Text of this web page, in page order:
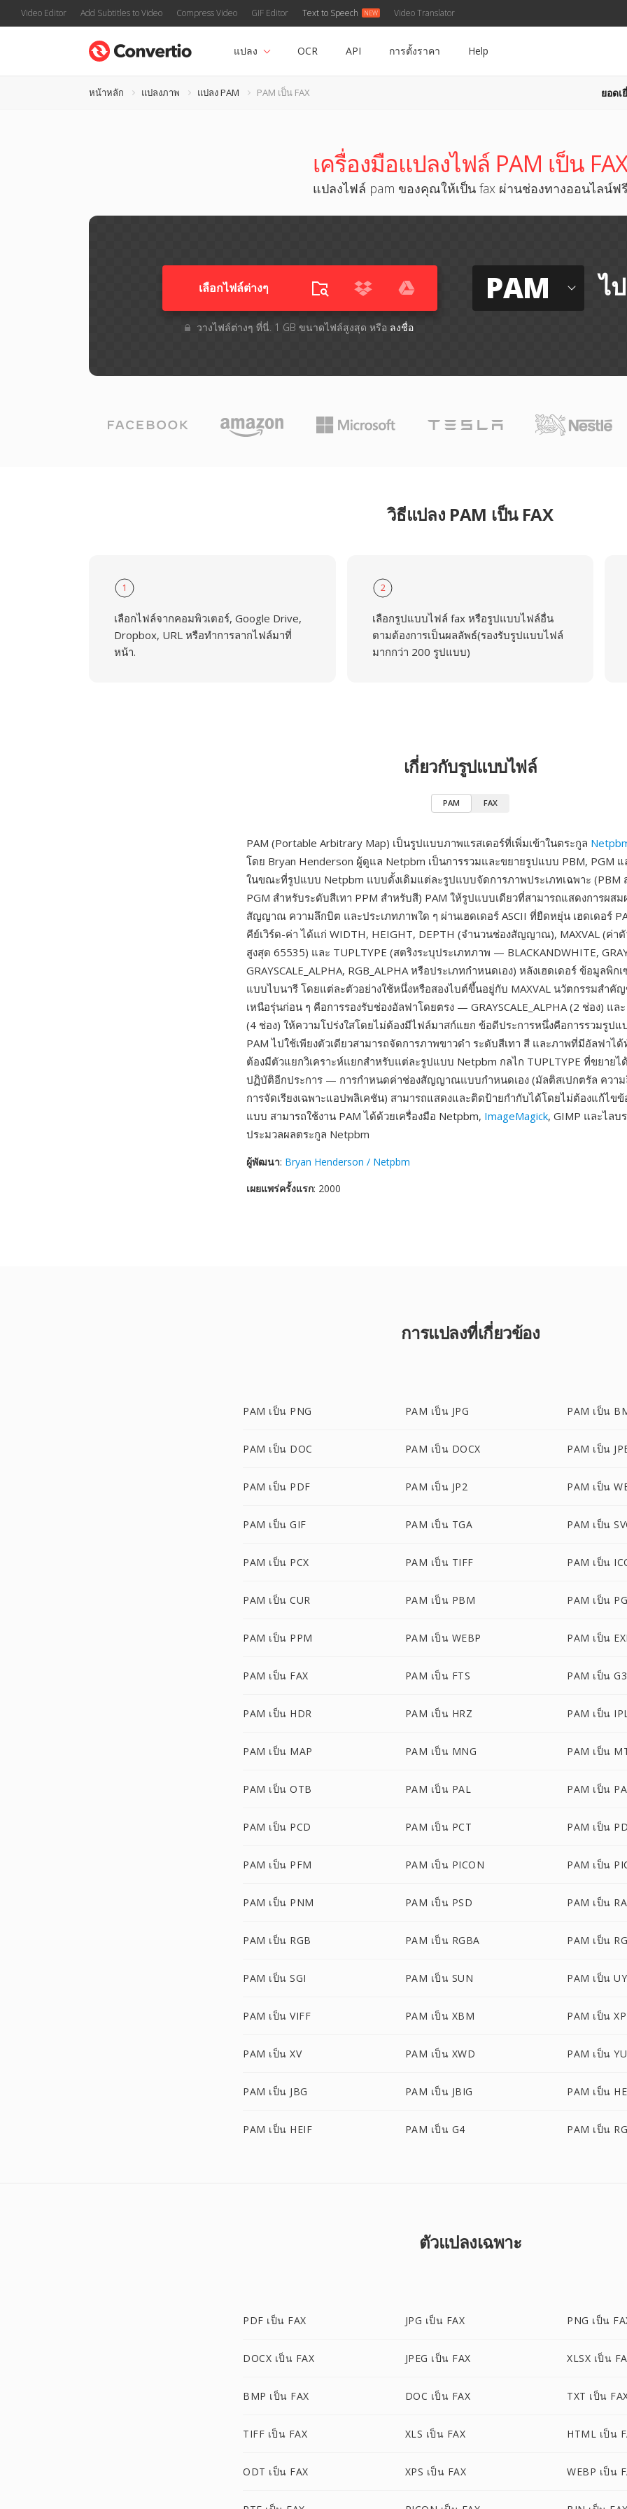
Video Editor Add Subtitles to Video Compress Video GIF Editor Text to Speech Video Translator
แปลง OCR API การตั้งราคา Help
หน้าหลัก แปลงภาพ แปลง PAM PAM เป็น FAX ยอดเ
เครื่องมือแปลงไฟล์ PAM เป็น FAX
แปลงไฟล์ pam ของคุณให้เป็น fax ผ่านช่องทางออนไลน์ฟรี
เลือกไฟล์ต่างๆ​
วางไฟล์ต่างๆ​ ที่นี่. 1 GB ขนาดไฟล์สูงสุด หรือ ลงชื่อ
PAM ไ
วิธีแปลง PAM เป็น FAX
1
เลือกไฟล์จากคอมพิวเตอร์, Google Drive,
Dropbox, URL หรือทำการลากไฟล์มาที่
หน้า.
2
เลือกรูปแบบไฟล์ fax หรือรูปแบบไฟล์อื่น
ตามต้องการเป็นผลลัพธ์(รองรับรูปแบบไฟล์
มากกว่า 200 รูปแบบ)
เกี่ยวกับรูปแบบไฟล์
PAM FAX
PAM (Portable Arbitrary Map) เป็นรูปแบบภาพแรสเตอร์ที่เพิ่มเข้าในตระกูล
โดย Bryan Henderson ผู้ดูแล Netpbm เป็นการรวมและขยายรูปแบบ PBM, PGM แ
ในขณะที่รูปแบบ Netpbm แบบดั้งเดิมแต่ละรูปแบบจัดการภาพประเภทเฉพาะ (PBM
PGM สำหรับระดับสีเทา PPM สำหรับสี) PAM ให้รูปแบบเดียวที่สามารถแสดงการผส
สัญญาณ ความลึกบิต และประเภทภาพใด ๆ ผ่านเฮดเดอร์ ASCII ที่ยืดหยุ่น เฮดเดอร์
คีย์เวิร์ด-ค่า ได้แก่ WIDTH, HEIGHT, DEPTH (จำนวนช่องสัญญาณ), MAXVAL (ค่าตั
สูงสุด 65535) และ TUPLTYPE (สตริงระบุประเภทภาพ — BLACKANDWHITE,
GRAYSCALE_ALPHA, RGB_ALPHA หรือประเภทกำหนดเอง) หลังเฮดเดอร์ ข้อมูลพิก
แบบไบนารี โดยแต่ละตัวอย่างใช้หนึ่งหรือสองไบต์ขึ้นอยู่กับ MAXVAL นวัตกรรมสำคัญ
เหนือรุ่นก่อน ๆ คือการรองรับช่องอัลฟาโดยตรง — GRAYSCALE_ALPHA (2 ช่อง) และ
(4 ช่อง) ให้ความโปร่งใสโดยไม่ต้องมีไฟล์มาสก์แยก ข้อดีประการหนึ่งคือการรวมรูป
PAM ไปใช้เพียงตัวเดียวสามารถจัดการภาพขาวดำ ระดับสีเทา สี และภาพที่มีอัลฟาไ
ต้องมีตัวแยกวิเคราะห์แยกสำหรับแต่ละรูปแบบ Netpbm กลไก TUPLTYPE ที่ขยายไ
ปฏิบัติอีกประการ — การกำหนดค่าช่องสัญญาณแบบกำหนดเอง (มัลติสเปกตรัล ความ
การจัดเรียงเฉพาะแอปพลิเคชัน) สามารถแสดงและติดป้ายกำกับได้โดยไม่ต้องแก้ไข
แบบ สามารถใช้งาน PAM ได้ด้วยเครื่องมือ Netpbm, ImageMagick, GIMP และไลบ
ประมวลผลตระกูล Netpbm
ผู้พัฒนา: Bryan Henderson / Netpbm
เผยแพร่ครั้งแรก: 2000
การแปลงที่เกี่ยวข้อง
PAM เป็น PNG PAM เป็น JPG PAM เป็น
PAM เป็น DOC PAM เป็น DOCX PAM เป็น
PAM เป็น PDF PAM เป็น JP2 PAM เป็น
PAM เป็น GIF PAM เป็น TGA PAM เป็น
PAM เป็น PCX PAM เป็น TIFF PAM เป็น
PAM เป็น CUR PAM เป็น PBM PAM เป็น
PAM เป็น PPM PAM เป็น WEBP PAM เป็น
PAM เป็น FAX PAM เป็น FTS PAM เป็น G3
PAM เป็น HDR PAM เป็น HRZ PAM เป็น
PAM เป็น MAP PAM เป็น MNG PAM เป็น
PAM เป็น OTB PAM เป็น PAL PAM เป็น
PAM เป็น PCD PAM เป็น PCT PAM เป็น
PAM เป็น PFM PAM เป็น PICON PAM เป็น
PAM เป็น PNM PAM เป็น PSD PAM เป็น
PAM เป็น RGB PAM เป็น RGBA PAM เป็น
PAM เป็น SGI PAM เป็น SUN PAM เป็น
PAM เป็น VIFF PAM เป็น XBM PAM เป็น
PAM เป็น XV PAM เป็น XWD PAM เป็น
PAM เป็น JBG PAM เป็น JBIG PAM เป็น
PAM เป็น HEIF PAM เป็น G4 PAM เป็น
ตัวแปลงเฉพาะ
PDF เป็น FAX JPG เป็น FAX PNG เป็น
DOCX เป็น FAX JPEG เป็น FAX XLSX เป็น
BMP เป็น FAX DOC เป็น FAX TXT เป็น
TIFF เป็น FAX XLS เป็น FAX HTML เป็น
ODT เป็น FAX XPS เป็น FAX WEBP เป็น